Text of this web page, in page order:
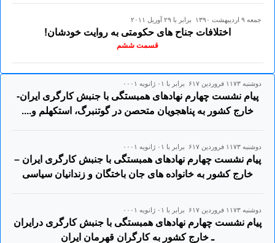
جمعه ۹ ارديبهشت ۱۳۹۰ برابر با ۲۹ آوريل ۲۰۱۱
اختلافات جناح های حکومتی به روایت خودشان!
قسمت ششم
دوشنبه ۱۱۷۳ فروردين ۶۱۷ برابر با ۰۱ ژانويه ۰۰۰۱
پیام نشست چهارم نهادهای همبستگی با جنبش کارگری ایران-
خارج کشور به پناهجویان متحصن در گوتنبرگ، استکهلم و....
دوشنبه ۱۱۷۳ فروردين ۶۱۷ برابر با ۰۱ ژانويه ۰۰۰۱
پیام نشست چهارم نهادهای همبستگی با جنبش کارگری ایران –
خارج کشور به خانواده های جان باختگان و زندانیان سیاسی
دوشنبه ۱۱۷۳ فروردين ۶۱۷ برابر با ۰۱ ژانويه ۰۰۰۱
پیام نشست چهارم نهادهای همبستگی با جنبش کارگری درایران
ـ خارج کشور به کارگران قهرمان ایران